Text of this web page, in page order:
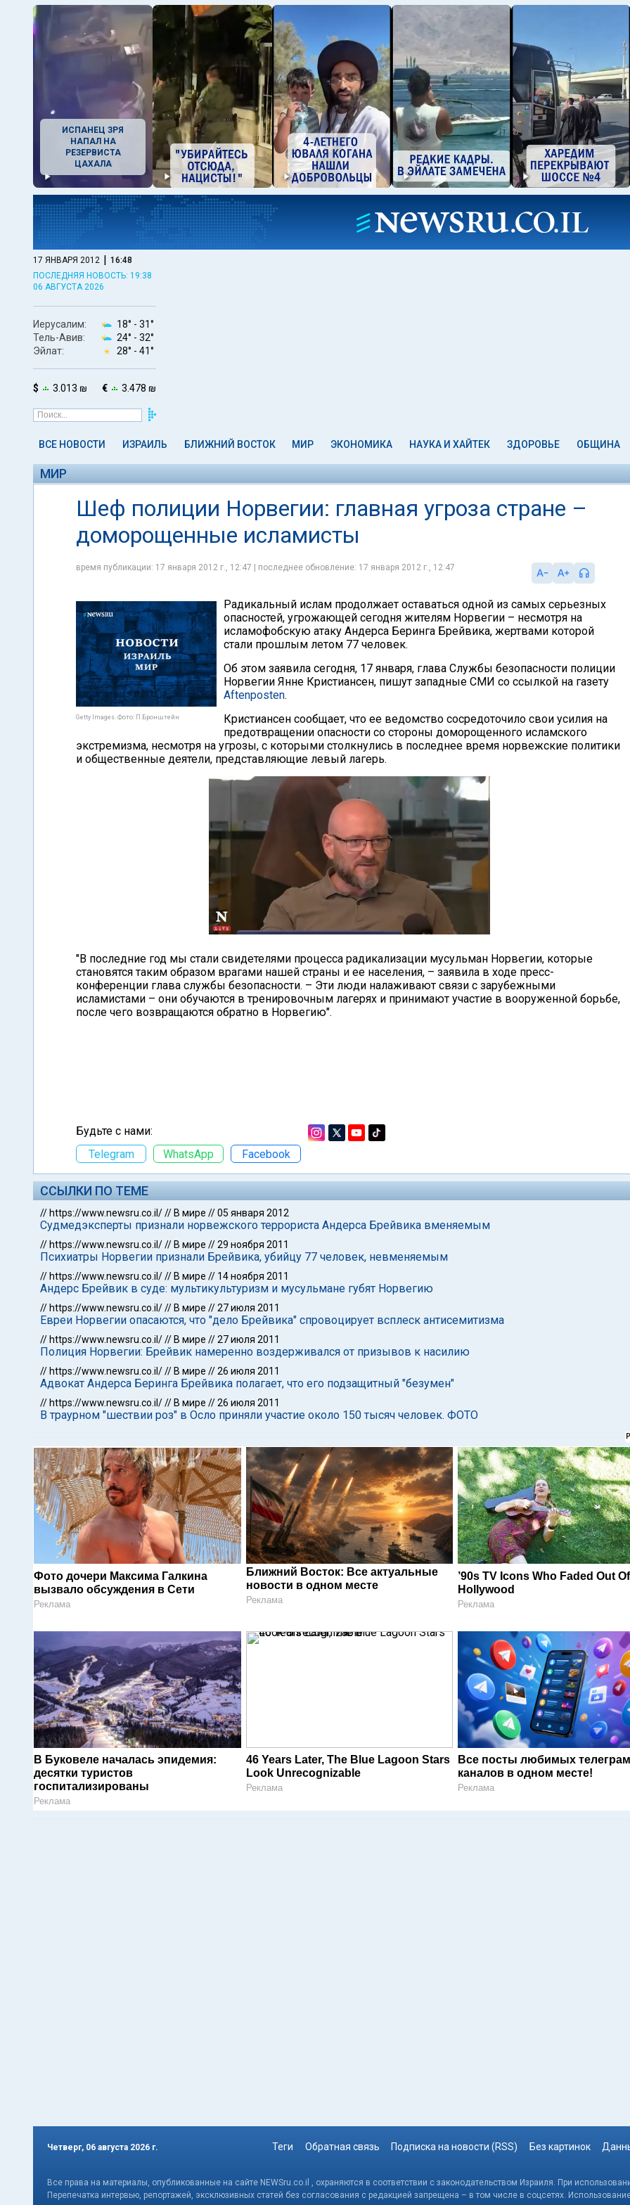
ИСПАНЕЦ ЗРЯ
НАПАЛ НА
РЕЗЕРВИСТА
ЦАХАЛА
17 ЯНВАРЯ 2012 | 16:48
ПОСЛЕДНЯЯ НОВОСТЬ: 19:38
06 АВГУСТА 2026
Иерусалим: 18° - 31°
Тель-Авив:
24° - 32°
Эйлат:
28° - 41°
$ 3.013 ₪ € 3.478 ₪
ВСЕ НОВОСТИ ИЗРАИЛЬ БЛИЖНИЙ ВОСТОК МИР ЭКОНОМИКА НАУКА И ХАЙТЕК ЗДОРОВЬЕ ОБЩИНА
МИР
Шеф полиции Норвегии: главная угроза стране –
доморощенные исламисты
время публикации: 17 января 2012 г., 12:47 | последнее обновление: 17 января 2012 г., 12:47
Getty Images. Фото: П.Бронштейн
Радикальный ислам продолжает оставаться одной из самых серьезных
опасностей, угрожающей сегодня жителям Норвегии – несмотря на
исламофобскую атаку Андерса Беринга Брейвика, жертвами которой
стали прошлым летом 77 человек.
Об этом заявила сегодня, 17 января, глава Службы безопасности полиции
Норвегии Янне Кристиансен, пишут западные СМИ со ссылкой на газету
Aftenposten.
Кристиансен сообщает, что ее ведомство сосредоточило свои усилия на
предотвращении опасности со стороны доморощенного исламского
экстремизма, несмотря на угрозы, с которыми столкнулись в последнее время норвежские политики
и общественные деятели, представляющие левый лагерь.
"В последние год мы стали свидетелями процесса радикализации мусульман Норвегии, которые
становятся таким образом врагами нашей страны и ее населения, – заявила в ходе пресс-
конференции глава службы безопасности. – Эти люди налаживают связи с зарубежными
исламистами – они обучаются в тренировочным лагерях и принимают участие в вооруженной борьбе,
после чего возвращаются обратно в Норвегию".
Будьте с нами:
Telegram
WhatsApp Facebook
ССЫЛКИ ПО ТЕМЕ
// https://www.newsru.co.il/// В мире //05 января 2012
Судмедэксперты признали норвежского террориста Андерса Брейвика вменяемым
// https://www.newsru.co.il/// В мире //29 ноября 2011
Психиатры Норвегии признали Брейвика, убийцу 77 человек, невменяемым
// https://www.newsru.co.il/// В мире // 14 ноября 2011
Андерс Брейвик в суде: мультикультуризм и мусульмане губят Норвегию
// https://www.newsru.co.il/// В мире //27 июля 2011
Евреи Норвегии опасаются, что "дело Брейвика" спровоцирует всплеск антисемитизма
// https://www.newsru.co.il/// В мире //27 июля 2011
Полиция Норвегии: Брейвик намеренно воздерживался от призывов к насилию
// https://www.newsru.co.il/// В мире //26 июля 2011
Адвокат Андерса Беринга Брейвика полагает, что его подзащитный "безумен"
// https://www.newsru.co.il/// В мире //26 июля 2011
В траурном "шествии роз" в Осло приняли участие около 150 тысяч человек. ФОТО
Фото дочери Максима Галкина
вызвало обсуждения в Сети
Реклама
Ближний Восток: Все актуальные
новости в одном месте
Реклама
’90s TV Icons Who Faded Out Of
Hollywood
Реклама
В Буковеле началась эпидемия:
десятки туристов
госпитализированы
Реклама
46 Years Later, The Blue Lagoon Stars
Look Unrecognizable
Реклама
Все посты любимых
каналов в одном месте!
Реклама
Четверг, 06 августа 2026 г. Теги Обратная связь Подписка на новости (RSS) Без картинок
Все права на материалы, опубликованные на сайте NEWSru.co.il , охраняются в соответствии с законодательством Израиля. При
Перепечатка интервью, репортажей, эксклюзивных статей без согласования с редакцией запрещена – в том числе в соцсетях.